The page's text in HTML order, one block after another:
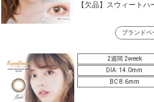
【欠品】スウィート
ブランドペ
2週間 2week
DIA: 14.0mm
BC 8.6mm